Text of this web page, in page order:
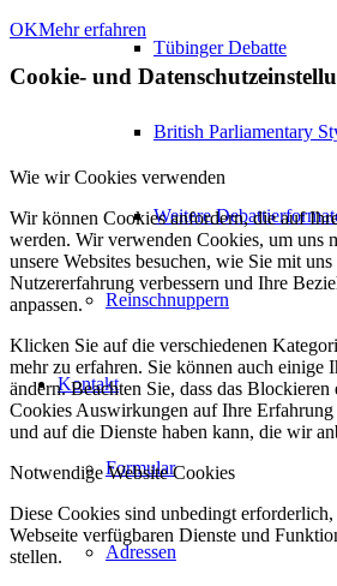
Tübinger Debatte
British Parliamentary
Weitere
Reinschnuppern
Kontakt
Formular
Adressen
OKMehr erfahren
Cookie- und
Wie wir Cookies verwenden
Wir können Cookies anfordern, die auf
werden. Wir verwenden Cookies, um uns
unsere Websites besuchen, wie Sie mit
Nutzererfahrung verbessern und Ihre
anpassen.
Klicken Sie auf die verschiedenen
mehr zu erfahren. Sie können auch einige
ändern. Beachten Sie, dass das
Cookies Auswirkungen auf Ihre Erfahrung
und auf die Dienste haben kann, die wir
Notwendige Website Cookies
Diese Cookies sind unbedingt
Webseite verfügbaren Dienste und
stellen.